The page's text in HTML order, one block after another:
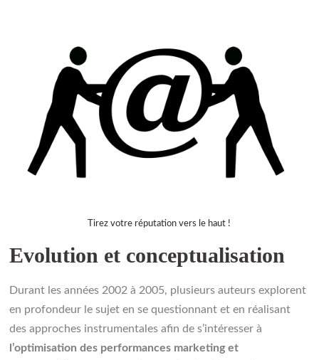
Tirez votre réputation vers le haut !
Evolution et conceptualisation
Durant les années 2002 à 2005, plusieurs auteurs explorent
en profondeur le sujet en se questionnant et en réalisant
des approches instrumentales afin de s’intéresser à
l’optimisation des performances marketing et